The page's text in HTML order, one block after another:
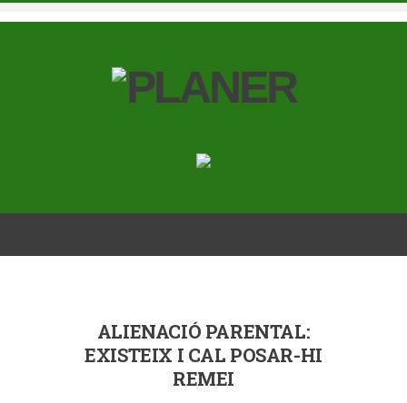
ALIENACIÓ PARENTAL:
EXISTEIX I CAL POSAR-HI
REMEI